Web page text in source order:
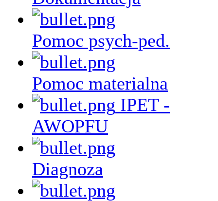
Pomoc psych-ped.
Pomoc materialna
IPET -
AWOPFU
Diagnoza